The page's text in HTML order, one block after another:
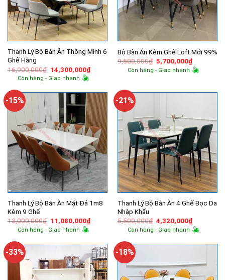
Thanh Lý Bộ Bàn Ăn Thông Minh 6
Ghế Hàng
16,900,000₫ Giá
gốc
là:
14,300,000₫Giá
hiện
14,300,000₫.
Còn hàng - Giao nhanh
Bộ Bàn Ăn Kèm Ghế Loft Mới 99%
9,500,000₫ Giá
gốc
là:
5,700,000₫Giá
hiện
tại
Còn hàng - Giao nhanh
-15%
Thanh Lý Bộ Bàn Ăn Mặt Đá 1m8
Kèm 9 Ghế
13,000,000₫ Giá
gốc
là:
11,080,000₫Giá
hiện
11,080,000₫.
Còn hàng - Giao nhanh
-21%
Thanh Lý Bộ Bàn Ăn 4 Ghế Bọc Da
Nhập Khẩu
5,500,000₫ Giá
gốc
là:
4,320,000₫Giá
hiện
tại
Còn hàng - Giao nhanh
-33% -18%